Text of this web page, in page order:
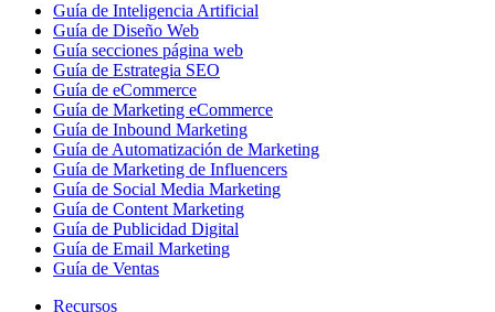
Guía de Inteligencia Artificial
Guía de Diseño Web
Guía secciones página web
Guía de Estrategia SEO
Guía de eCommerce
Guía de Marketing eCommerce
Guía de Inbound Marketing
Guía de Automatización de Marketing
Guía de Marketing de Influencers
Guía de Social Media Marketing
Guía de Content Marketing
Guía de Publicidad Digital
Guía de Email Marketing
Guía de Ventas
Recursos